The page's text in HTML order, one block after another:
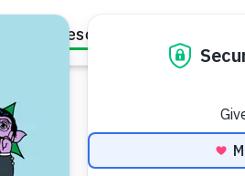
Family Resources